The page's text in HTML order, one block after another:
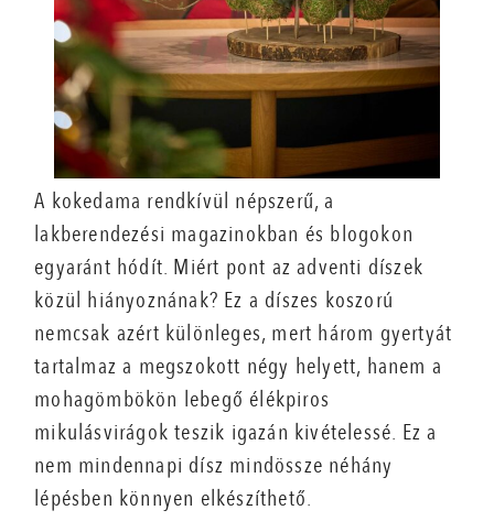
A kokedama rendkívül népszerű, a
lakberendezési magazinokban és blogokon
egyaránt hódít. Miért pont az adventi díszek
közül hiányoznának? Ez a díszes koszorú
nemcsak azért különleges, mert három gyertyát
tartalmaz a megszokott négy helyett, hanem a
mohagömbökön lebegő élékpiros
mikulásvirágok teszik igazán kivételessé. Ez a
nem mindennapi dísz mindössze néhány
lépésben könnyen elkészíthető.